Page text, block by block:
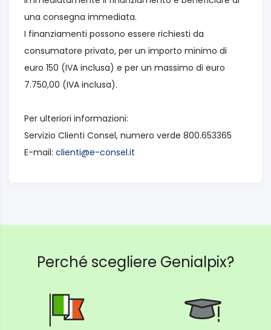
una consegna immediata.
I finanziamenti possono essere richiesti da
consumatore privato, per un importo minimo di
euro 150 (IVA inclusa) e per un massimo di euro
7.750,00 (IVA inclusa).
Per ulteriori informazioni:
Servizio Clienti Consel, numero verde 800.653365
E-mail: clienti@e-consel.it
Perché scegliere Genialpix?